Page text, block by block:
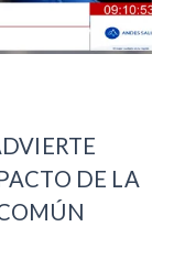
DE LA